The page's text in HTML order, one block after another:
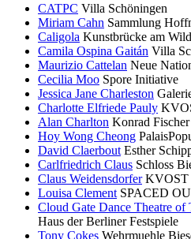
CATPC Villa Schöningen
Miriam Cahn Sammlung
Caligola Kunstbrücke am
Camila Ospina Gaitán Villa
Maurizio Cattelan Neue
Cecilia Moo Spore Initiative
Jessica Jane Charleston
Charlotte Elfriede Pauly
Alan Charlton Konrad
Hoy Wong Cheong
David Claerbout Esther
Carlfriedrich Claus Schloss
Claus Weidensdorfer KVOST
Louisa Clement SPACED
Cloud Gate Dance Theatre
Haus der Berliner Festspiele
Tony Cokes Wehrmuehle